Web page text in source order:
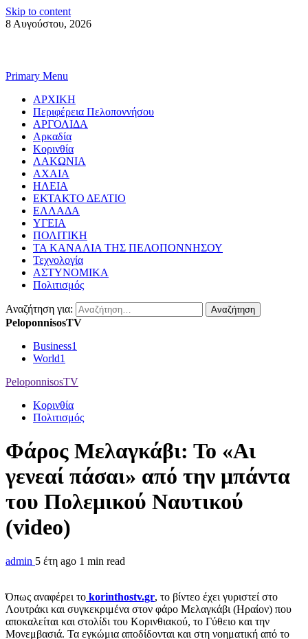
Skip to content
8 Αυγούστου, 2026
Primary Menu
ΑΡΧΙΚΗ
Περιφέρεια Πελοποννήσου
ΑΡΓΟΛΙΔΑ
Αρκαδία
Κορινθία
ΛΑΚΩΝΙΑ
ΑΧΑΙΑ
ΗΛΕΙΑ
ΕΚΤΑΚΤΟ ΔΕΛΤΙΟ
ΕΛΛΑΔΑ
ΥΓΕΙΑ
ΠΟΛΙΤΙΚΗ
ΤΑ ΚΑΝΑΛΙΑ ΤΗΣ ΠΕΛΟΠΟΝΝΗΣΟΥ
Τεχνολογία
ΑΣΤΥΝΟΜΙΚΑ
Πολιτισμός
Αναζήτηση για:
PeloponnisosTV
Business1
World1
PeloponnisosTV
Κορινθία
Πολιτισμός
Φάρος Μελαγκάβι: Το «Αι
γενεαί πάσαι» από την μπάντα
του Πολεμικού Ναυτικού
(video)
admin 5 έτη ago 1 min read
Όπως αναφέρει το korinthostv.gr, το βίντεο έχει γυριστεί στο
Λουτράκι και συγκεκριμένα στον φάρο Μελαγκάβι (Ηραίον) που
αποκαλείται και στολίδι του Κορινθιακού, το Γύθειο και την
Μονεμβασιά. Τα εγκώμια αποδίδονται και στη νοηματική από το